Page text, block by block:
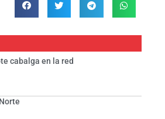
cabalga en la red